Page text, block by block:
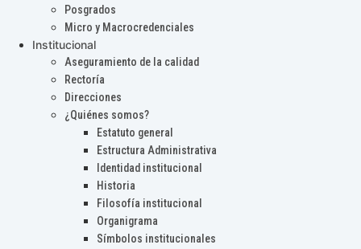
Posgrados
Micro y Macrocredenciales
Institucional
Aseguramiento de la calidad
Rectoría
Direcciones
¿Quiénes somos?
Estatuto general
Estructura Administrativa
Identidad institucional
Historia
Filosofía institucional
Organigrama
Símbolos institucionales